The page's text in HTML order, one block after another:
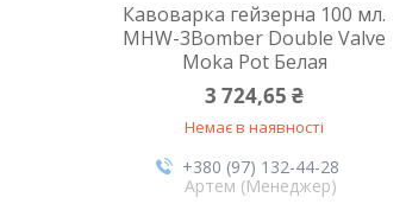
Кавоварка гейзерна 100 мл.
MHW-3Bomber Double Valve
Moka Pot Белая
3 724,65 ₴
Немає в наявності
+380 (97) 132-44-28
Артем (Менеджер)